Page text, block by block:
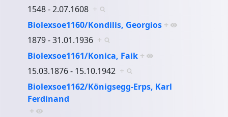
1548 - 2.07.1608 +
Biolexsoe1160/Kondilis, Georgios +
1879 - 31.01.1936 +
Biolexsoe1161/Konica, Faik +
15.03.1876 - 15.10.1942 +
Biolexsoe1162/Königsegg-Erps, Karl
Ferdinand
+